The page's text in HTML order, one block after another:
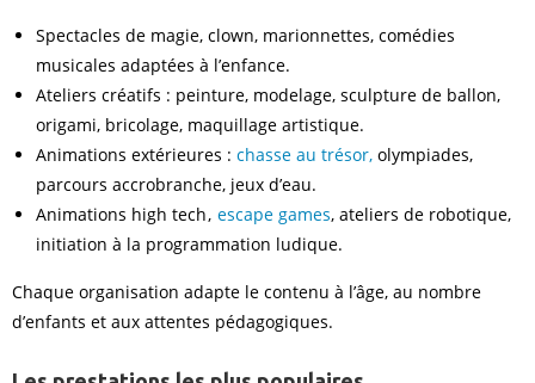
Spectacles de magie, clown, marionnettes, comédies
musicales adaptées à l’enfance.
Ateliers créatifs : peinture, modelage, sculpture de ballon,
origami, bricolage, maquillage artistique.
Animations extérieures : chasse au trésor, olympiades,
parcours accrobranche, jeux d’eau.
Animations high tech , escape games, ateliers de robotique,
initiation à la programmation ludique.
Chaque organisation adapte le contenu à l’âge, au nombre
d’enfants et aux attentes pédagogiques.